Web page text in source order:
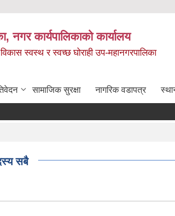
नगर कार्यपालिकाको कार्यालय
स्वस्थ र स्वच्छ घोराही उप-महानगरपालिका
सामाजिक सुरक्षा नागरिक वडापत्र
सबै